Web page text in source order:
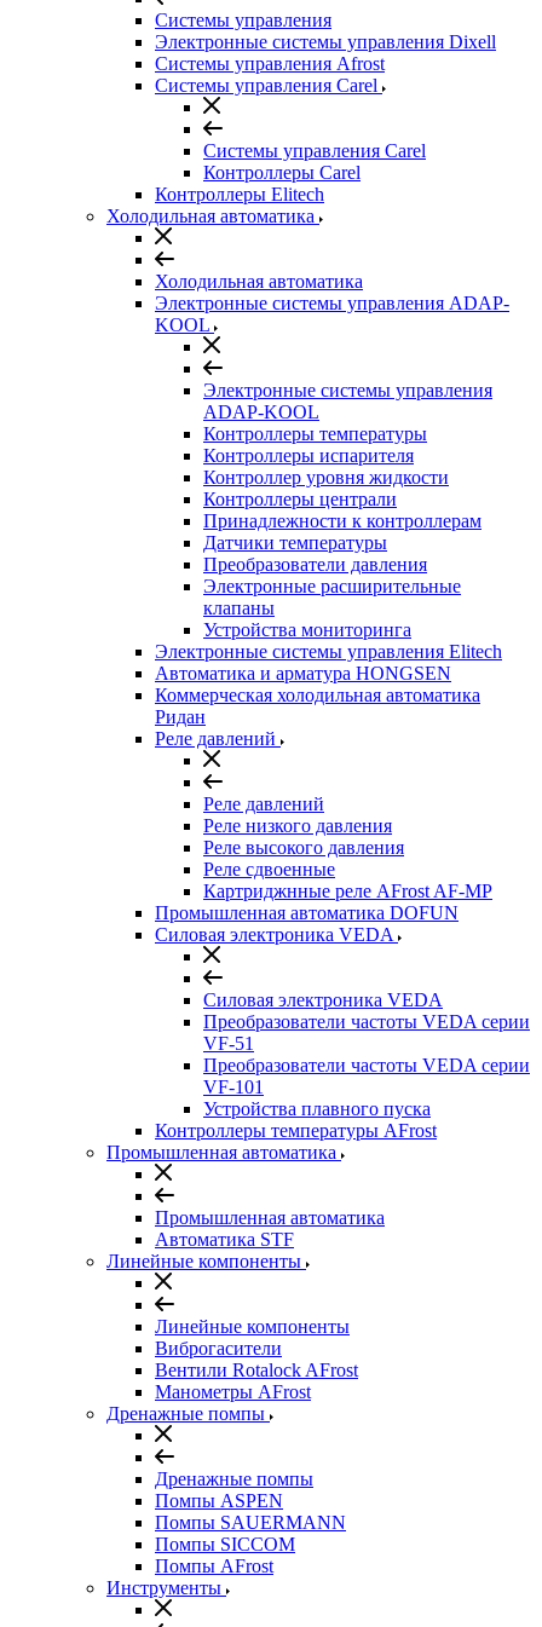
Системы управления
Электронные системы управления Dixell
Системы управления Afrost
Системы управления Carel
Системы управления Carel
Контроллеры Carel
Контроллеры Elitech
Холодильная автоматика
Холодильная автоматика
Электронные системы управления ADAP-
KOOL
Электронные системы управления
ADAP-KOOL
Контроллеры температуры
Контроллеры испарителя
Контроллер уровня жидкости
Контроллеры централи
Принадлежности к контроллерам
Датчики температуры
Преобразователи давления
Электронные расширительные
клапаны
Устройства мониторинга
Электронные системы управления Elitech
Автоматика и арматура HONGSEN
Коммерческая холодильная автоматика
Ридан
Реле давлений
Реле давлений
Реле низкого давления
Реле высокого давления
Реле сдвоенные
Картриджнные реле AFrost AF-MP
Промышленная автоматика DOFUN
Силовая электроника VEDA
Силовая электроника VEDA
Преобразователи частоты VEDA серии
VF-51
Преобразователи частоты VEDA серии
VF-101
Устройства плавного пуска
Контроллеры температуры AFrost
Промышленная автоматика
Промышленная автоматика
Автоматика STF
Линейные компоненты
Линейные компоненты
Виброгасители
Вентили Rotalock AFrost
Манометры AFrost
Дренажные помпы
Дренажные помпы
Помпы ASPEN
Помпы SAUERMANN
Помпы SICCOM
Помпы AFrost
Инструменты